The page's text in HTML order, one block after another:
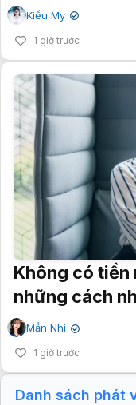
Kiều My ✔
1 giờ trước
Không có tiền
những cách
Mẫn Nhi ✔
1 giờ trước
Danh sách phát